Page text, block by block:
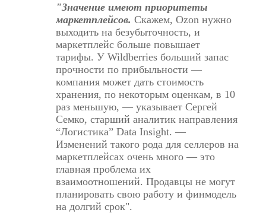
"Значение имеют приоритеты
маркетплейсов. Скажем, Ozon нужно
выходить на безубыточность, и
маркетплейс больше повышает
тарифы. У Wildberries больший запас
прочности по прибыльности —
компания может дать стоимость
хранения, по некоторым оценкам, в 10
раз меньшую, — указывает Сергей
Семко, старший аналитик направления
“Логистика” Data Insight. —
Изменений такого рода для селлеров на
маркетплейсах очень много — это
главная проблема их
взаимоотношений. Продавцы не могут
планировать свою работу и финмодель
на долгий срок".